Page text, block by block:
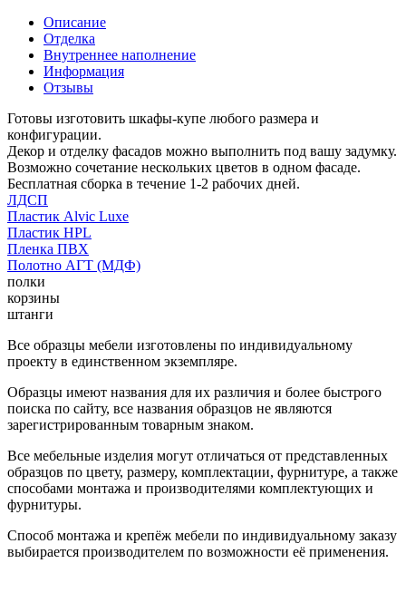
Описание
Отделка
Внутреннее наполнение
Информация
Отзывы
Готовы изготовить шкафы-купе любого размера и
конфигурации.
Декор и отделку фасадов можно выполнить под вашу задумку.
Возможно сочетание нескольких цветов в одном фасаде.
Бесплатная сборка в течение 1-2 рабочих дней.
ЛДСП
Пластик Alvic Luxe
Пластик HPL
Пленка ПВХ
Полотно АГТ (МДФ)
полки
корзины
штанги
Все образцы мебели изготовлены по индивидуальному
проекту в единственном экземпляре.
Образцы имеют названия для их различия и более быстрого
поиска по сайту, все названия образцов не являются
зарегистрированным товарным знаком.
Все мебельные изделия могут отличаться от представленных
образцов по цвету, размеру, комплектации, фурнитуре, а также
способами монтажа и производителями комплектующих и
фурнитуры.
Способ монтажа и крепёж мебели по индивидуальному заказу
выбирается производителем по возможности её применения.